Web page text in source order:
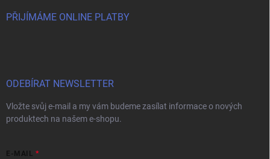
PŘIJÍMÁME ONLINE PLATBY
ODEBÍRAT NEWSLETTER
Vložte svůj e-mail a my vám budeme zasílat informace o nových
produktech na našem e-shopu.
E-MAIL